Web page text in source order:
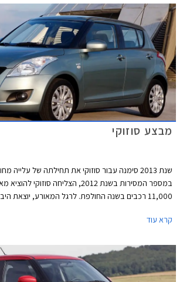
מבצע סוזוקי
שנת 2013 סימנה עבור סוזוקי את תחילתה של
במספר המסירות בשנת 2012, הצליחה
11,000 רכבים בשנה החולפת. לרגל המאורע, יוצאת
21.02.2014 או עד גמר המלאי.
קרא עוד